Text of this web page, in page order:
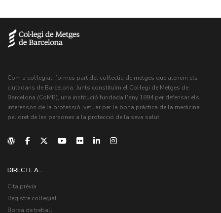
Com a col·legiat, formes part del col·lectiu de metges que atenem els
ciutadans de Barcelona. Junts constituïm el Col·legi de Metges de
Barcelona (CoMB), una institució fundada l'any 1894 per defensar els
interessos de la professió, vetllar per la bona pràctica de la medicina i
pel dret de les persones a la protecció de la seva salut.
DIRECTE A...
Cita prèvia
Registre col·legial
Borsa de treball